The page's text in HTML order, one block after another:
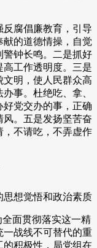
反腐倡廉教育，引导
献的道德情操，自觉
警钟长鸣。二是抓好
工作透明度。三是
明，使人民群众高
事。杜绝吃、拿、
党交办的事，正确
。五是发扬坚苦奋
，不请吃，不弄虚作
思想觉悟和政治素质
面贯彻落实这一精
一战线不可替代的重
积极性，局党组在